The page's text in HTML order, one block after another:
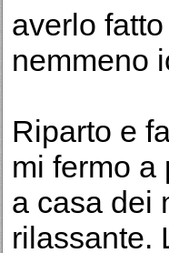
averlo
nemmeno
Riparto e
mi fermo a
a casa dei
rilassante.